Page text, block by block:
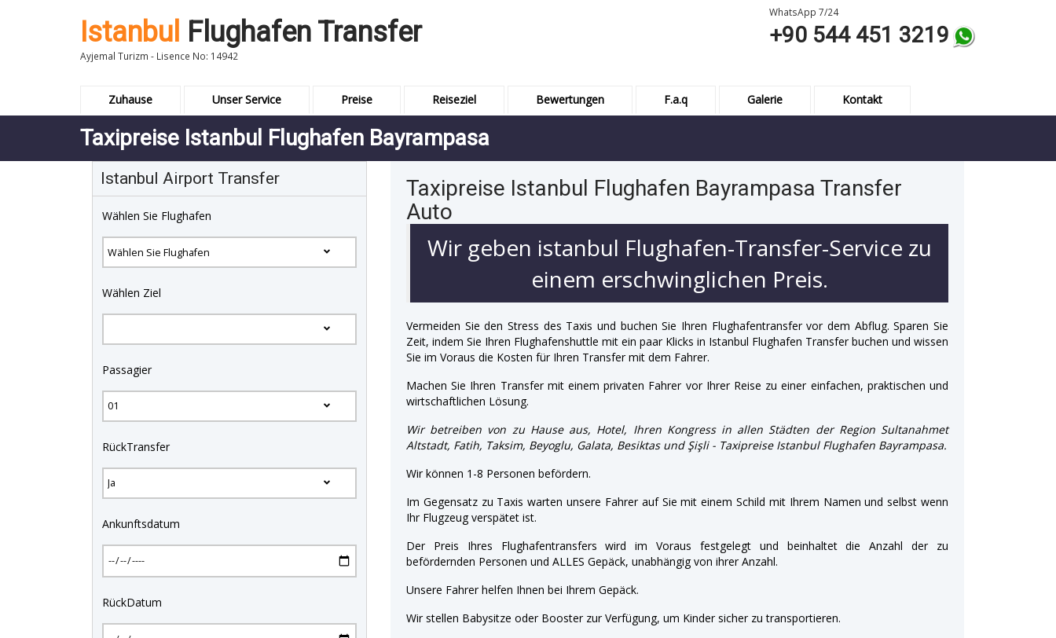
Istanbul Flughafen Transfer
Ayjemal Turizm - Lisence No: 14942
WhatsApp 7/24
+90 544 451 3219
Zuhause Unser Service Preise Reiseziel Bewertungen F.a.q Galerie Kontakt
Taxipreise Istanbul Flughafen Bayrampasa
Istanbul Airport Transfer
Wählen Sie Flughafen
Wählen Ziel
Passagier
RückTransfer
Ankunftsdatum
RückDatum
Taxipreise Istanbul Flughafen Bayrampasa Transfer
Auto
Wir geben istanbul Flughafen-Transfer-Service zu
einem erschwinglichen Preis.
Vermeiden Sie den Stress des Taxis und buchen Sie Ihren Flughafentransfer vor dem Abflug. Sparen Sie
Zeit, indem Sie Ihren Flughafenshuttle mit ein paar Klicks in Istanbul Flughafen Transfer buchen und wissen
Sie im Voraus die Kosten für Ihren Transfer mit dem Fahrer.
Machen Sie Ihren Transfer mit einem privaten Fahrer vor Ihrer Reise zu einer einfachen, praktischen und
wirtschaftlichen Lösung.
Wir betreiben von zu Hause aus, Hotel, Ihren Kongress in allen Städten der Region Sultanahmet
Altstadt, Fatih, Taksim, Beyoglu, Galata, Besiktas und Şişli - Taxipreise Istanbul Flughafen Bayrampasa.
Wir können 1-8 Personen befördern.
Im Gegensatz zu Taxis warten unsere Fahrer auf Sie mit einem Schild mit Ihrem Namen und selbst wenn
Ihr Flugzeug verspätet ist.
Der Preis Ihres Flughafentransfers wird im Voraus festgelegt und beinhaltet die Anzahl der zu
befördernden Personen und ALLES Gepäck, unabhängig von ihrer Anzahl.
Unsere Fahrer helfen Ihnen bei Ihrem Gepäck.
Wir stellen Babysitze oder Booster zur Verfügung, um Kinder sicher zu transportieren.